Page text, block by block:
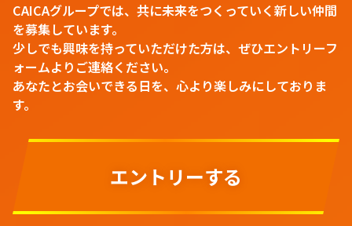
CAICAグループでは、共に未来をつくっていく新しい仲間
を募集しています。
少しでも興味を持っていただけた方は、ぜひエントリーフ
ォームよりご連絡ください。
あなたとお会いできる日を、心より楽しみにしておりま
す。
エントリーする